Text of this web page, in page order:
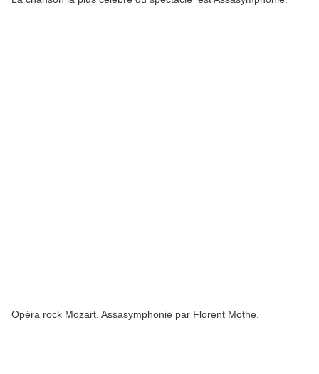
Opéra rock Mozart. Assasymphonie par Florent Mothe.